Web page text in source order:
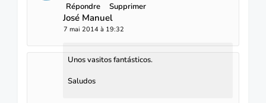
Répondre Supprimer
José Manuel
7 mai 2014 à 19:32
Unos vasitos fantásticos.
Saludos